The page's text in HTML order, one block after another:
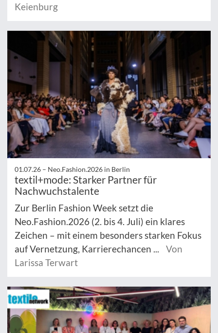
Keienburg
01.07.26 – Neo.Fashion.2026 in Berlin
textil+mode: Starker Partner für
Nachwuchstalente
Zur Berlin Fashion Week setzt die
Neo.Fashion.2026 (2. bis 4. Juli) ein klares
Zeichen – mit einem besonders starken Fokus
auf Vernetzung, Karrierechancen ...
Von
Larissa Terwart